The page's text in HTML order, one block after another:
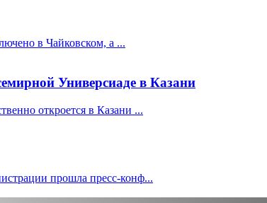
в Чайковском, а ...
Универсиаде в Казани
откроется в Казани ...
прошла пресс-конф...